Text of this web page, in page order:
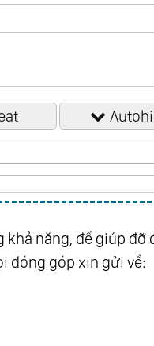
năng, để giúp
đóng góp xin gửi về: